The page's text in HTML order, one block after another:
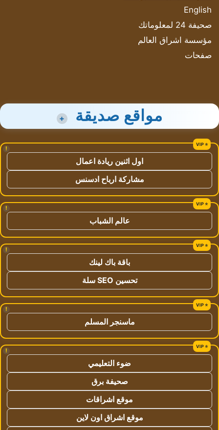
English
صحيفة 24 لمعلوماتك
مؤسسة اشراق العالم
صفحات
مواقع صديقة +
!
اول اثنين ريادة اعمال
مشاركة ارباح ادسنس
!
عالم الشباب
!
باقة باك لينك
تحسين SEO سلة
!
ماسنجر المسلم
!
ضوء التعليمي
صحيفة برق
موقع اشراقات
موقع اشراق اون لاين